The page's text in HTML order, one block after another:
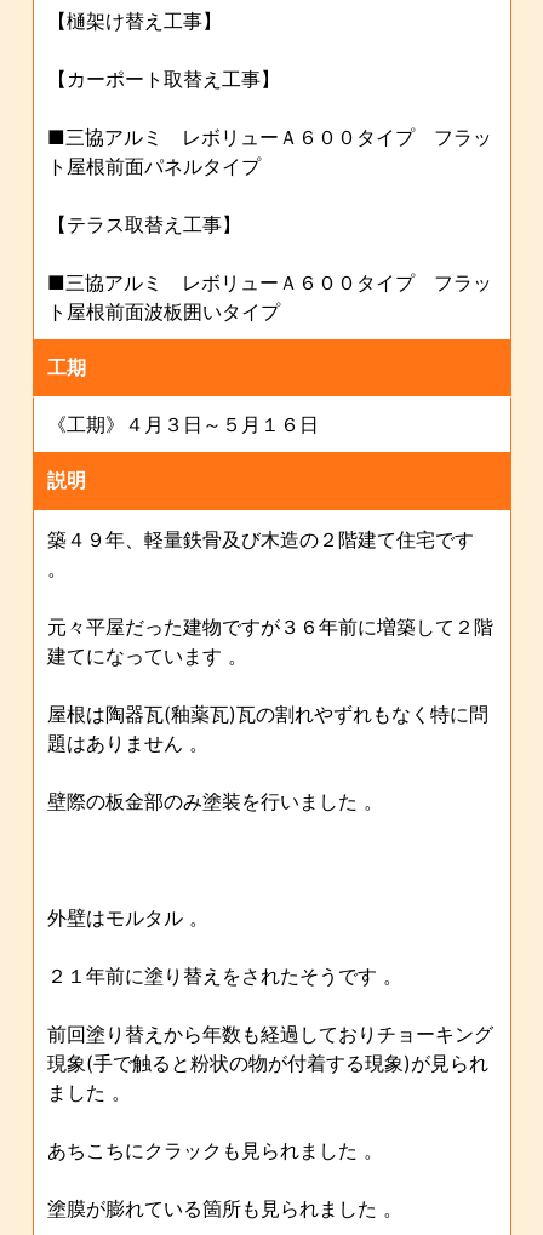
【樋架け替え工事】
【カーポート取替え工事】
■三協アルミ レボリューＡ６００タイプ フラッ
ト屋根前面パネルタイプ
【テラス取替え工事】
■三協アルミ レボリューＡ６００タイプ フラッ
ト屋根前面波板囲いタイプ
工期
《工期》４月３日～５月１６日
説明
築４９年、軽量鉄骨及び木造の２階建て住宅です
。
元々平屋だった建物ですが３６年前に増築して２階
建てになっています 。
屋根は陶器瓦(釉薬瓦)瓦の割れやずれもなく特に問
題はありません 。
壁際の板金部のみ塗装を行いました 。
外壁はモルタル 。
２１年前に塗り替えをされたそうです 。
前回塗り替えから年数も経過しておりチョーキング
現象(手で触ると粉状の物が付着する現象)が見られ
ました 。
あちこちにクラックも見られました 。
塗膜が膨れている箇所も見られました 。